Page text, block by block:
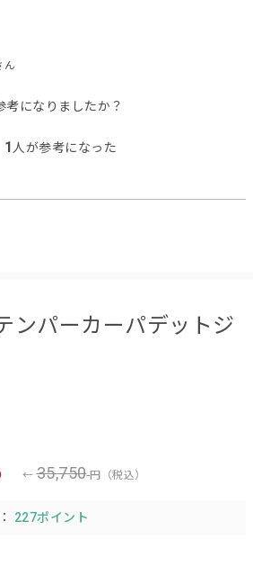
ん
考になりましたか？
1 人が参考になった
ンパーカーパデットジ
35,750 円（税込）
227ポイント